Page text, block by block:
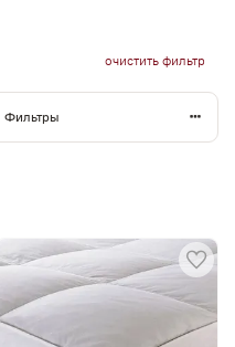
очистить фильтр
Фильтры